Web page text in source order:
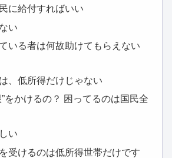
に給付すればいい
い
いる者は何故助けてもらえない
、低所得だけじゃない
”をかけるの？ 困ってるのは国民全
い
受けるのは低所得世帯だけです